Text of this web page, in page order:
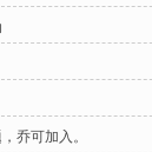
乔可加入。